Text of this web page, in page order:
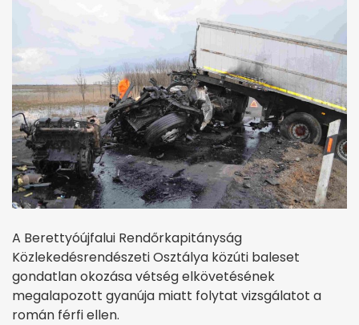
A Berettyóújfalui Rendőrkapitányság
Közlekedésrendészeti Osztálya közúti baleset
gondatlan okozása vétség elkövetésének
megalapozott gyanúja miatt folytat vizsgálatot a
román férfi ellen.